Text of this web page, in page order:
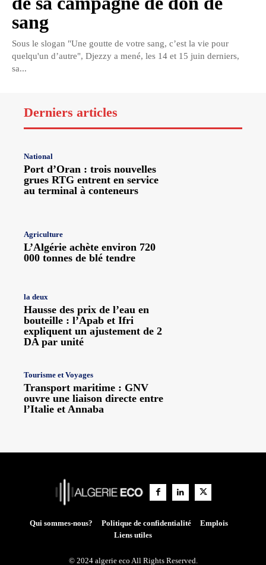
sang
Sous le slogan "Une goutte de votre sang, c’est la vie pour
quelqu'un d’autre", Djezzy a mené, les 14 et 15 juin derniers,
sa...
Derniers articles
National
Port d’Oran : trois nouvelles
grues RTG entrent en service
au terminal à conteneurs
Agriculture
L’Algérie achète environ 720
000 tonnes de blé tendre
la deux
Hausse des prix de l’eau en
bouteille : l’Apab et Ifri
expliquent un ajustement de 2
DA par unité
Tourisme et Voyages
Transport maritime : GNV
ouvre une liaison directe entre
l’Italie et Annaba
Qui sommes-nous? Politique de confidentialité
Emplois
Liens utiles
© 2024 algerie eco All Rights Reserved.